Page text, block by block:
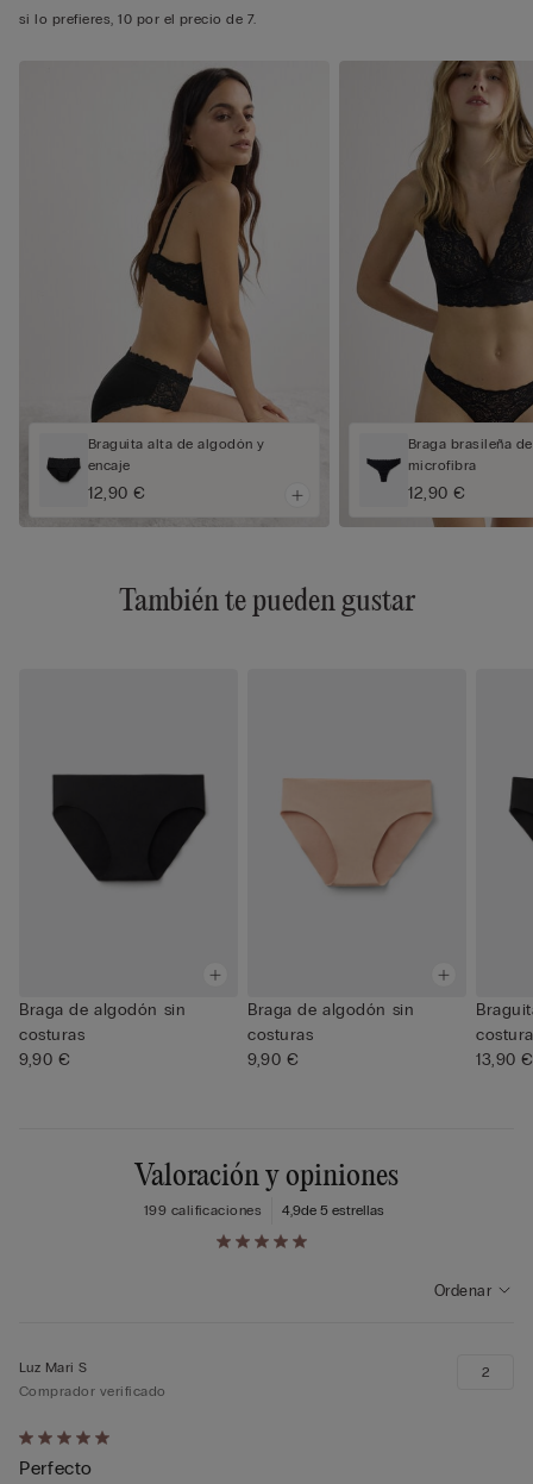
si lo prefieres, 10 por el precio de 7.
Braguita alta de algodón y
encaje
12,90 €
Braga brasileña
microfibra
12,90 €
También te pueden gustar
Braga de algodón sin
costuras
9,90 €
Braga de algodón sin
costuras
9,90 €
13,90 €
Valoración y opiniones
4,9de 5 estrellas
199 calificaciones
Ordenar
Calificación
de
Luz Mari S
Comprador verificado
Perfecto
2